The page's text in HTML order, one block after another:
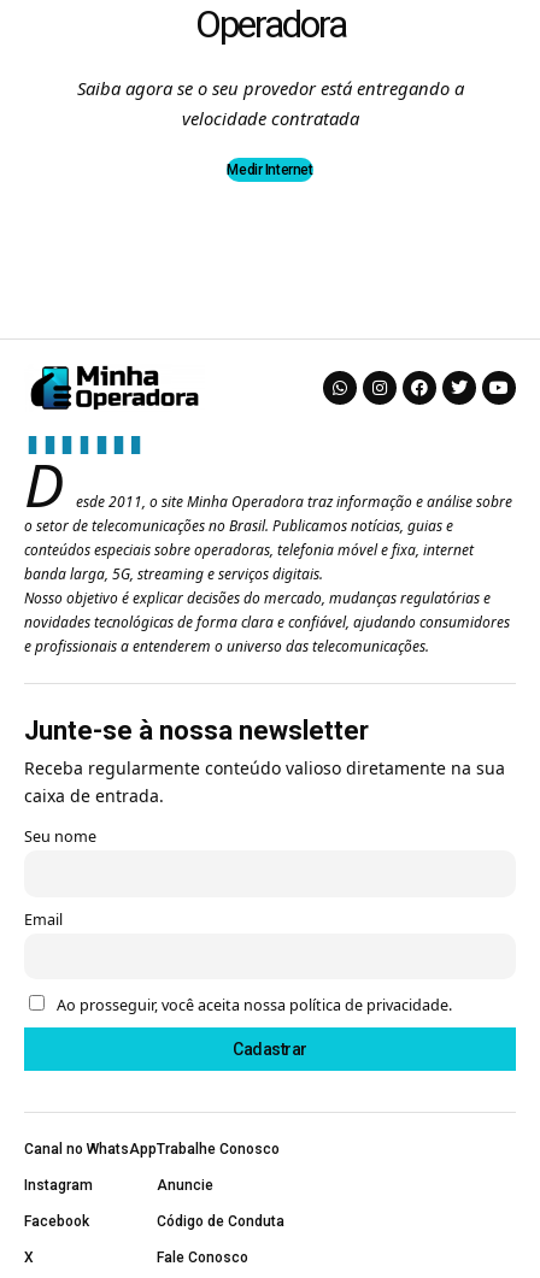
Operadora
Saiba agora se o seu provedor está entregando a
velocidade contratada
Medir Internet
D
esde 2011, o site Minha Operadora traz informação e análise sobre
o setor de telecomunicações no Brasil. Publicamos notícias, guias e
conteúdos especiais sobre operadoras, telefonia móvel e fixa, internet
banda larga, 5G, streaming e serviços digitais.
Nosso objetivo é explicar decisões do mercado, mudanças regulatórias e
novidades tecnológicas de forma clara e confiável, ajudando consumidores
e profissionais a entenderem o universo das telecomunicações.
Junte-se à nossa newsletter
Receba regularmente conteúdo valioso diretamente na sua
caixa de entrada.
Seu nome
Email
Ao prosseguir, você aceita nossa política de privacidade.
Canal no WhatsApp
Instagram
Facebook
X
Trabalhe Conosco
Anuncie
Código de Conduta
Fale Conosco